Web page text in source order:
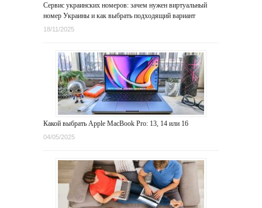
Сервис украинских номеров: зачем нужен виртуальный
номер Украины и как выбрать подходящий вариант
18/11/2025
Какой выбрать Apple MacBook Pro: 13, 14 или 16
04/05/2025